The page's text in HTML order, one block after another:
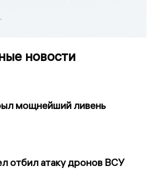
новости
мощнейший ливень
отбил атаку дронов ВСУ